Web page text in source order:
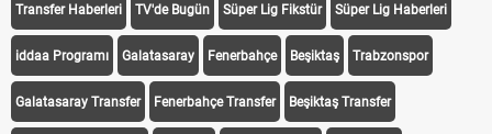
Transfer Haberleri TV'de Bugün Süper Lig Fikstür Süper Lig Haberleri
iddaa Programı Galatasaray Fenerbahçe Beşiktaş Trabzonspor
Galatasaray Transfer Fenerbahçe Transfer Beşiktaş Transfer